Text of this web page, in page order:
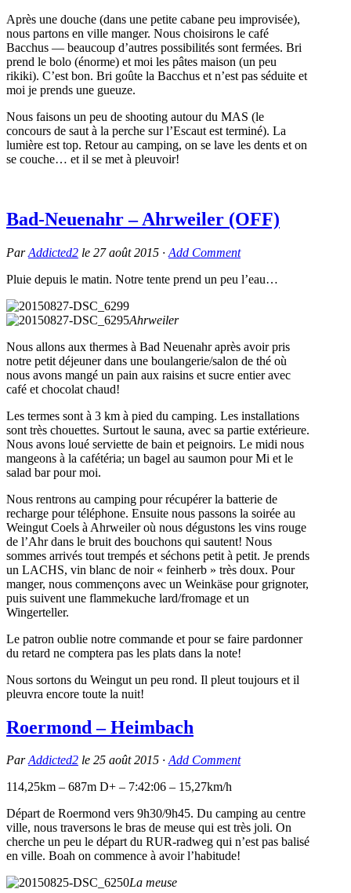
Après une douche (dans une petite cabane peu improvisée),
nous partons en ville manger. Nous choisirons le café
Bacchus — beaucoup d’autres possibilités sont fermées. Bri
prend le bolo (énorme) et moi les pâtes maison (un peu
rikiki). C’est bon. Bri goûte la Bacchus et n’est pas séduite et
moi je prends une gueuze.
Nous faisons un peu de shooting autour du MAS (le
concours de saut à la perche sur l’Escaut est terminé). La
lumière est top. Retour au camping, on se lave les dents et on
se couche… et il se met à pleuvoir!
Bad-Neuenahr – Ahrweiler (OFF)
ParAddicted2 le 27 août 2015 · Add Comment
Pluie depuis le matin. Notre tente prend un peu l’eau…
Ahrweiler
Nous allons aux thermes à Bad Neuenahr après avoir pris
notre petit déjeuner dans une boulangerie/salon de thé où
nous avons mangé un pain aux raisins et sucre entier avec
café et chocolat chaud!
Les termes sont à 3 km à pied du camping. Les installations
sont très chouettes. Surtout le sauna, avec sa partie extérieure.
Nous avons loué serviette de bain et peignoirs. Le midi nous
mangeons à la cafétéria; un bagel au saumon pour Mi et le
salad bar pour moi.
Nous rentrons au camping pour récupérer la batterie de
recharge pour téléphone. Ensuite nous passons la soirée au
Weingut Coels à Ahrweiler où nous dégustons les vins rouge
de l’Ahr dans le bruit des bouchons qui sautent! Nous
sommes arrivés tout trempés et séchons petit à petit. Je prends
un LACHS, vin blanc de noir « feinherb » très doux. Pour
manger, nous commençons avec un Weinkäse pour grignoter,
puis suivent une flammekuche lard/fromage et un
Wingerteller.
Le patron oublie notre commande et pour se faire pardonner
du retard ne comptera pas les plats dans la note!
Nous sortons du Weingut un peu rond. Il pleut toujours et il
pleuvra encore toute la nuit!
Roermond – Heimbach
ParAddicted2 le 25 août 2015 ·Add Comment
114,25km – 687m D+ – 7:42:06 – 15,27km/h
Départ de Roermond vers 9h30/9h45. Du camping au centre
ville, nous traversons le bras de meuse qui est très joli. On
cherche un peu le départ du RUR-radweg qui n’est pas balisé
en ville. Boah on commence à avoir l’habitude!
La meuse